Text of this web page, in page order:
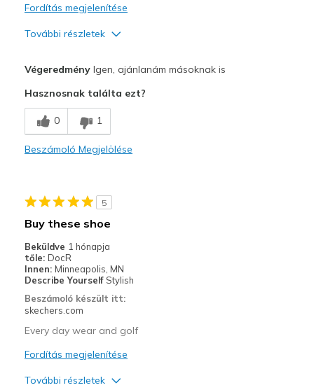
Fordítás megjelenítése
További részletek
Breathe Well
Comfortable
Legjobb használat
Width
Feels true to width
Sizing
Feels true to size
View On Shoes
Shoes are for Wearing
VégeredményIgen, ajánlanám másoknak is
Hasznosnak találta ezt?
0 1
Beszámoló Megjelölése
5
Buy these shoe
Beküldve 1 hónapja
tőle: DocR
Innen: Minneapolis, MN
Describe Yourself Stylish
Beszámoló készült itt:
skechers.com
Every day wear and golf
Fordítás megjelenítése
További részletek